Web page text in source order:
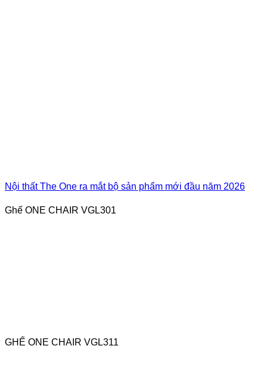
Nội thất The One ra mắt bộ sản phẩm mới đầu năm 2026
Ghế ONE CHAIR VGL301
GHẾ ONE CHAIR VGL311